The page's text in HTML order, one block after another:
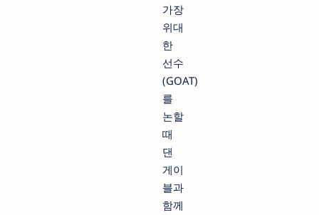
가장
위대
한
선수
(GOAT)
를
논할
때
댄
게이
블과
함께